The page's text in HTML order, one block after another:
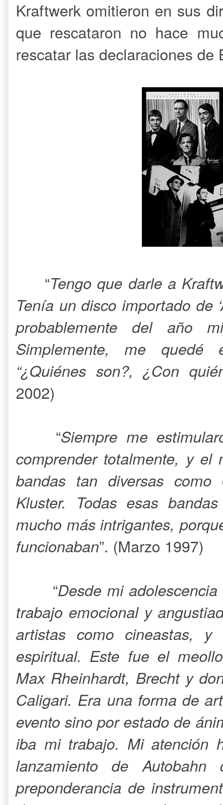
Kraftwerk omitieron en sus
que rescataron no hace
rescatar las declaraciones de
“Tengo que darle a
Tenía un disco importado de
probablemente del año
Simplemente, me quedé
“¿Quiénes son?, ¿Con
2002)
“Siempre me
comprender totalmente, y el
bandas tan diversas como
Kluster. Todas esas
mucho más intrigantes,
funcionaban”. (Marzo 1997)
“Desde mi
trabajo emocional y
artistas como cineastas,
espiritual. Este fue el
Max Rheinhardt, Brecht y
Caligari. Era una forma de
evento sino por estado de
iba mi trabajo. Mi atención
lanzamiento de
preponderancia de